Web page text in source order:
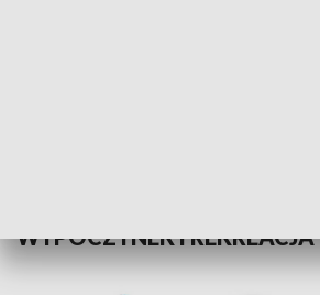
WYPOCZYNEK I REKREACJA